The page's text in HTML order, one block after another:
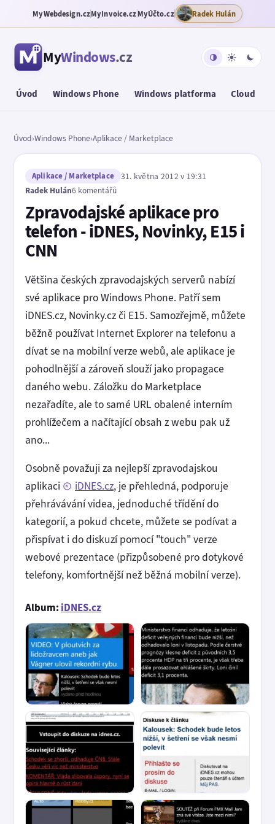
MyWebdesign.czMyInvoice.czMyÚčto.cz Radek Hulán
MyWindows.cz
Úvod Windows Phone Windows platforma Cloud
Úvod›Windows Phone›Aplikace / Marketplace
Aplikace / Marketplace
31. května 2012 v 19:31
Radek Hulán6 komentářů
Zpravodajské aplikace pro
telefon - iDNES, Novinky, E15 i
CNN
Většina českých zpravodajských serverů nabízí
své aplikace pro Windows Phone. Patří sem
iDNES.cz, Novinky.cz či E15. Samozřejmě, můžete
běžně používat Internet Explorer na telefonu a
dívat se na mobilní verze webů, ale aplikace je
pohodlnější a zároveň slouží jako propagace
daného webu. Záložku do Marketplace
nezařadíte, ale to samé URL obalené interním
prohlížečem a načítající obsah z webu pak už
ano...
Osobně považuji za nejlepší zpravodajskou
aplikaci
iDNES.cz, je přehledná, podporuje
přehrávávání videa, jednoduché třídění do
kategorií, a pokud chcete, můžete se podívat a
přispívat i do diskuzí pomocí "touch" verze
webové prezentace (přizpůsobené pro dotykové
telefony, komfortnější než běžná mobilní verze).
Album: iDNES.cz